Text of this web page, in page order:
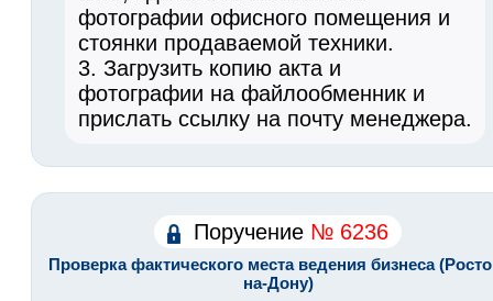
фотографии офисного помещения и
стоянки продаваемой техники.
3. Загрузить копию акта и
фотографии на файлообменник и
прислать ссылку на почту менеджера.
Поручение № 6236
Проверка фактического места ведения бизнеса
на-Дону)